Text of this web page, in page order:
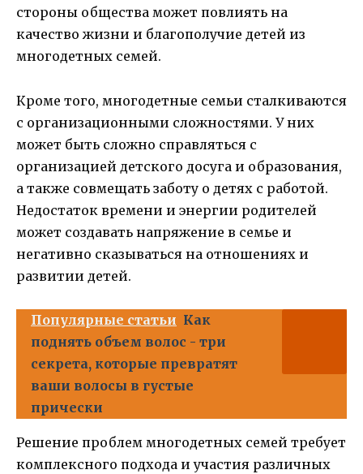
стороны общества может повлиять на
качество жизни и благополучие детей из
многодетных семей.
Кроме того, многодетные семьи сталкиваются
с организационными сложностями. У них
может быть сложно справляться с
организацией детского досуга и образования,
а также совмещать заботу о детях с работой.
Недостаток времени и энергии родителей
может создавать напряжение в семье и
негативно сказываться на отношениях и
развитии детей.
Популярные статьи Как
поднять объем волос - три
секрета, которые превратят
ваши волосы в густые
прически
Решение проблем многодетных семей требует
комплексного подхода и участия различных